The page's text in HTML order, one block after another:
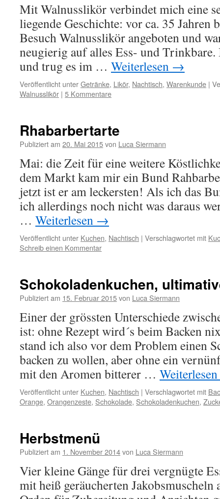
Mit Walnusslikör verbindet mich eine
liegende Geschichte: vor ca. 35 Jahren
Besuch Walnusslikör angeboten und
neugierig auf alles Ess- und Trinkbare.
und trug es im … Weiterlesen →
Veröffentlicht unterGetränke, Likör, Nachtisch, Warenkunde |
Walnusslikör | 5 Kommentare
Rhabarbertarte
Publiziert am 20. Mai 2015von Luca Siermann
Mai: die Zeit für eine weitere
dem Markt kam mir ein Bund
jetzt ist er am leckersten! Als ich das
ich allerdings noch nicht was daraus
… Weiterlesen →
Veröffentlicht unter Kuchen, Nachtisch | Verschlagwortet mit
Schreib einen Kommentar
Schokoladenkuchen,
Publiziert am 15. Februar 2015von Luca Siermann
Einer der grössten Unterschiede
ist: ohne Rezept wird´s beim Backen
stand ich also vor dem Problem einen
backen zu wollen, aber ohne ein
mit den Aromen bitterer … Weiterlesen
Veröffentlicht unter Kuchen, Nachtisch | Verschlagwortet mit
Orange, Orangenzeste, Schokolade, Schokoladenkuchen,
Herbstmenü
Publiziert am 1. November 2014von Luca Siermann
Vier kleine Gänge für drei vergnügte
mit heiß geräucherten Jakobsmuscheln